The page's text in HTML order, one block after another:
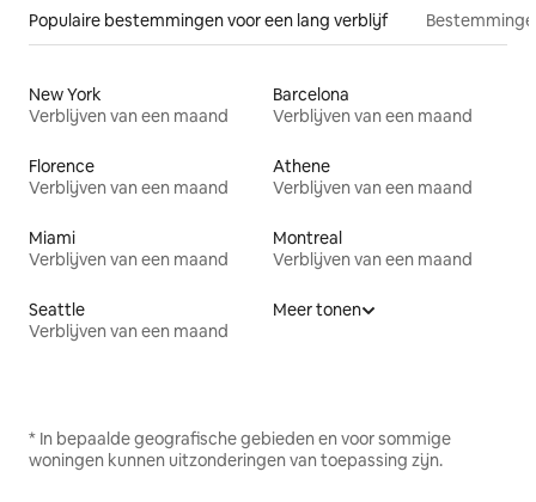
Populaire bestemmingen voor een lang verblijf
New York
Verblijven van een maand
Barcelona
Verblijven van een maand
Florence
Verblijven van een maand
Athene
Verblijven van een maand
Miami
Verblijven van een maand
Montreal
Verblijven van een maand
Seattle
Verblijven van een maand
Meer tonen
* In bepaalde geografische gebieden en voor sommige
woningen kunnen uitzonderingen van toepassing zijn.